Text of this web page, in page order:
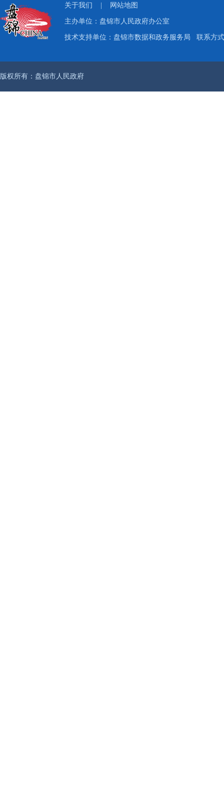
关于我们 网站地图
主办单位：盘锦市人民政府办公室
技术支持单位：盘锦市数据和政务服务局 联系方
版权所有：盘锦市人民政府